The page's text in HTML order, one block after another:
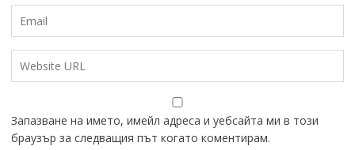
Запазване на името, имейл адреса и уебсайта ми в този
браузър за следващия път когато коментирам.